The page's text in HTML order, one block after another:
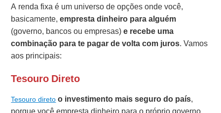
A renda fixa é um universo de opções onde você,
basicamente,empresta dinheiro para alguém
(governo, bancos ou empresas)e recebe uma
combinação para te pagar de volta com juros. Vamos
aos principais:
Tesouro Direto
Tesouro direto o investimento mais seguro do país,